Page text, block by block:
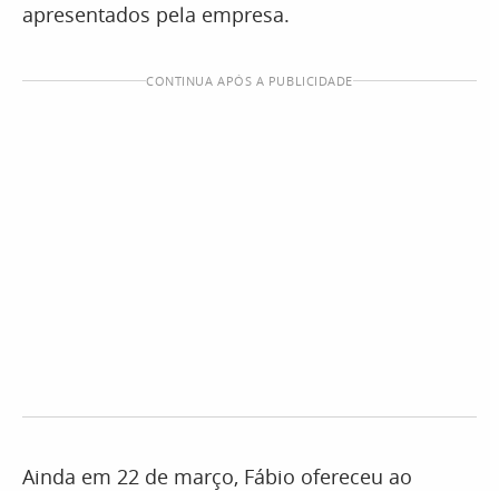
apresentados pela empresa.
CONTINUA APÓS A PUBLICIDADE
Ainda em 22 de março, Fábio ofereceu ao